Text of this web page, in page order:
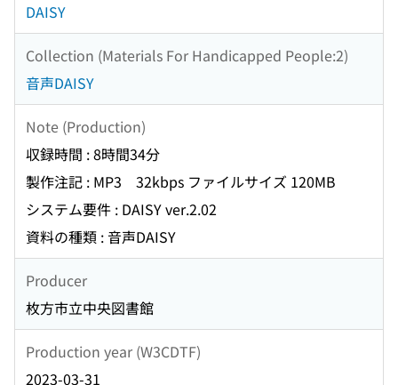
DAISY
Collection (Materials For Handicapped People:2)
音声DAISY
Note (Production)
収録時間 : 8時間34分
製作注記 : MP3 32kbps ファイルサイズ 120MB
システム要件 : DAISY ver.2.02
資料の種類 : 音声DAISY
Producer
枚方市立中央図書館
Production year (W3CDTF)
2023-03-31